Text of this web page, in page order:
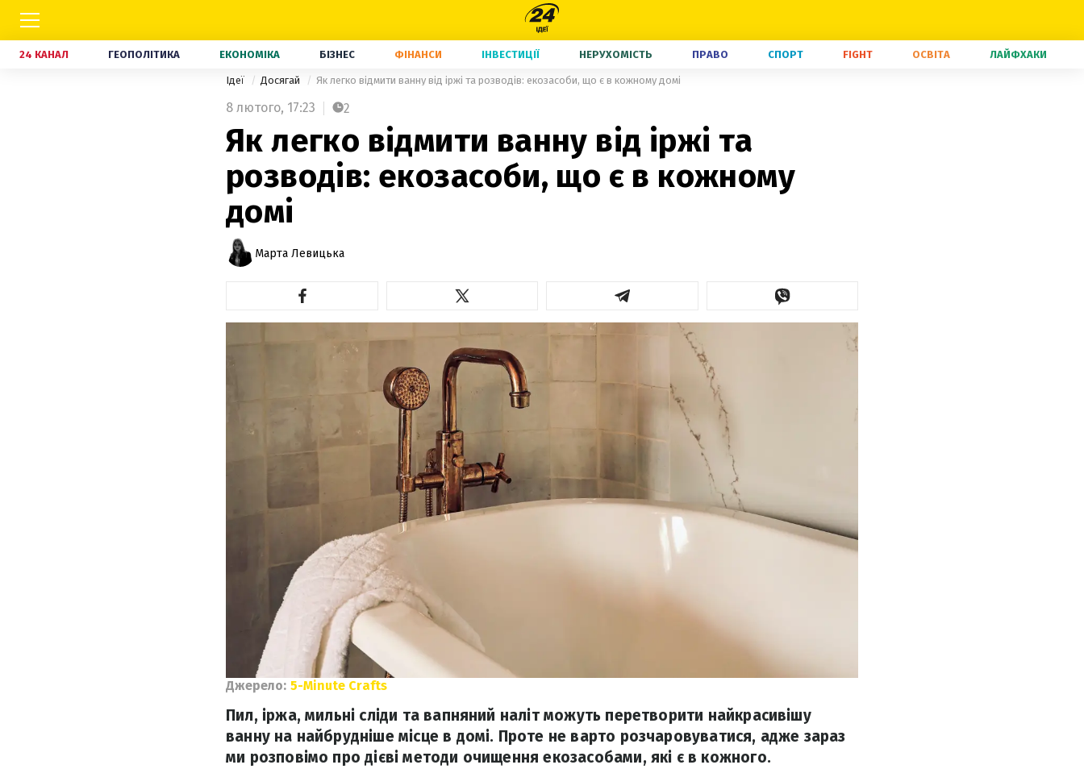
24 КАНАЛ ГЕОПОЛІТИКА ЕКОНОМІКА БІЗНЕС ФІНАНСИ ІНВЕСТИЦІЇ НЕРУХОМІСТЬ ПРАВО СПОРТ FIGHT ОСВІТА ЛАЙФХАКИ
Ідеї Досягай Як легко відмити ванну від іржі та розводів: екозасоби, що є в кожному домі
8 лютого, 17:23 2
Як легко відмити ванну від іржі та
розводів: екозасоби, що є в кожному
домі
Марта Левицька
Джерело: 5-Minute Crafts
Пил, іржа, мильні сліди та вапняний наліт можуть перетворити найкрасивішу
ванну на найбрудніше місце в домі. Проте не варто розчаровуватися, адже зараз
ми розповімо про дієві методи очищення екозасобами, які є в кожного.